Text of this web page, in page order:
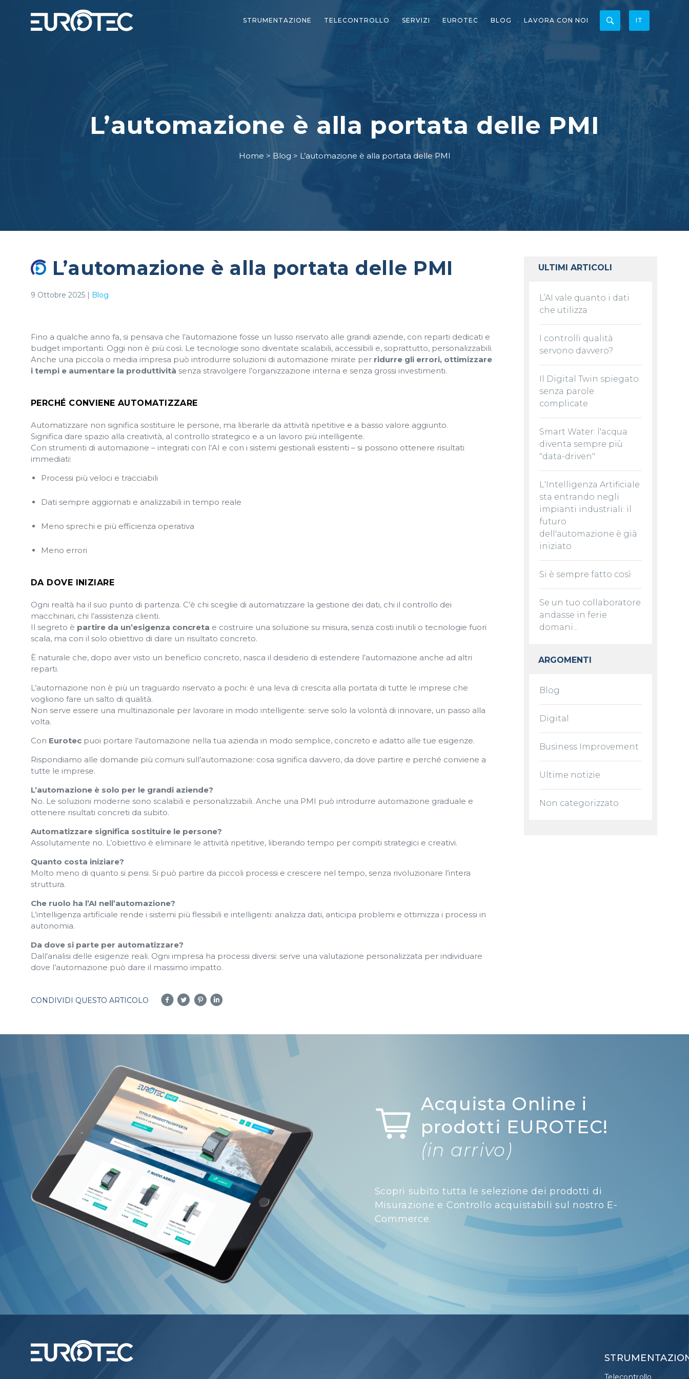
STRUMENTAZIONE TELECONTROLLO SERVIZI EUROTEC BLOG LAVORA CON NOI IT
L’automazione è alla portata delle PMI
Home > Blog > L’automazione è alla portata delle PMI
L’automazione è alla portata delle PMI
9 Ottobre 2025 | Blog
Fino a qualche anno fa, si pensava che l’automazione fosse un lusso riservato alle grandi aziende, con reparti dedicati e
budget importanti. Oggi non è più così. Le tecnologie sono diventate scalabili, accessibili e, soprattutto, personalizzabili.
Anche una piccola o media impresa può introdurre soluzioni di automazione mirate per ridurre gli errori, ottimizzare
i tempi e aumentare la produttività senza stravolgere l’organizzazione interna e senza grossi investimenti.
PERCHÉ CONVIENE AUTOMATIZZARE
Automatizzare non significa sostituire le persone, ma liberarle da attività ripetitive e a basso valore aggiunto.
Significa dare spazio alla creatività, al controllo strategico e a un lavoro più intelligente.
Con strumenti di automazione – integrati con l’AI e con i sistemi gestionali esistenti – si possono ottenere risultati
immediati:
Processi più veloci e tracciabili
Dati sempre aggiornati e analizzabili in tempo reale
Meno sprechi e più efficienza operativa
Meno errori
DA DOVE INIZIARE
Ogni realtà ha il suo punto di partenza. C’è chi sceglie di automatizzare la gestione dei dati, chi il controllo dei
macchinari, chi l’assistenza clienti.
Il segreto è partire da un’esigenza concreta e costruire una soluzione su misura, senza costi inutili o tecnologie fuori
scala, ma con il solo obiettivo di dare un risultato concreto.
È naturale che, dopo aver visto un beneficio concreto, nasca il desiderio di estendere l’automazione anche ad altri
reparti.
L’automazione non è più un traguardo riservato a pochi: è una leva di crescita alla portata di tutte le imprese che
vogliono fare un salto di qualità.
Non serve essere una multinazionale per lavorare in modo intelligente: serve solo la volontà di innovare, un passo alla
volta.
Con Eurotec puoi portare l’automazione nella tua azienda in modo semplice, concreto e adatto alle tue esigenze.
Rispondiamo alle domande più comuni sull’automazione: cosa significa davvero, da dove partire e perché conviene a
tutte le imprese.
L’automazione è solo per le grandi aziende?
No. Le soluzioni moderne sono scalabili e personalizzabili. Anche una PMI può introdurre automazione graduale e
ottenere risultati concreti da subito.
Automatizzare significa sostituire le persone?
Assolutamente no. L’obiettivo è eliminare le attività ripetitive, liberando tempo per compiti strategici e creativi.
Quanto costa iniziare?
Molto meno di quanto si pensi. Si può partire da piccoli processi e crescere nel tempo, senza rivoluzionare l’intera
struttura.
Che ruolo ha l’AI nell’automazione?
L’intelligenza artificiale rende i sistemi più flessibili e intelligenti: analizza dati, anticipa problemi e ottimizza i processi in
autonomia.
Da dove si parte per automatizzare?
Dall’analisi delle esigenze reali. Ogni impresa ha processi diversi: serve una valutazione personalizzata per individuare
dove l’automazione può dare il massimo impatto.
CONDIVIDI QUESTO ARTICOLO
ULTIMI ARTICOLI
L’AI vale quanto i dati
che utilizza
I controlli qualità
servono davvero?
Il Digital Twin spiegato
senza parole
complicate
Smart Water: l'acqua
diventa sempre più
"data-driven"
L'Intelligenza Artificiale
sta entrando negli
impianti industriali: il
futuro
dell'automazione è già
iniziato
Si è sempre fatto così
Se un tuo collaboratore
andasse in ferie
domani...
ARGOMENTI
Blog
Digital
Business Improvement
Ultime notizie
Non categorizzato
Acquista Online i
prodotti EUROTEC!
(in arrivo)
Scopri subito tutta le selezione dei prodotti di
Misurazione e Controllo acquistabili sul nostro E-
Commerce.
Telecontrollo